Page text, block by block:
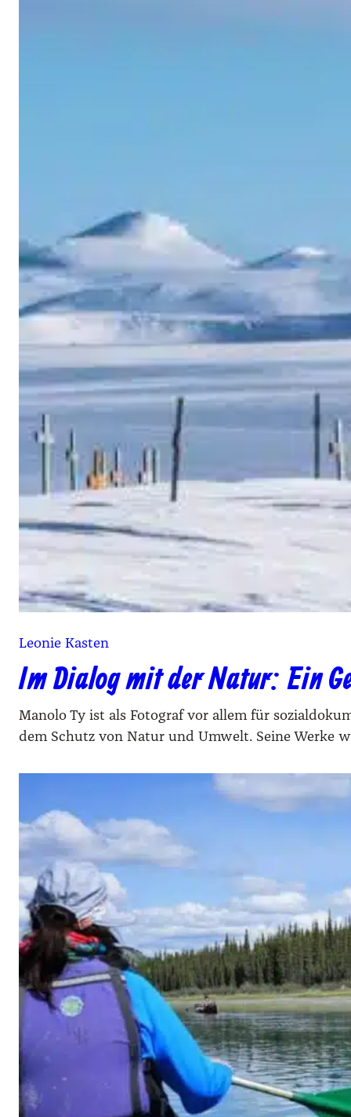
Leonie Kasten
Im Dialog mit der Natur: Ein
Mano­lo Ty ist als Foto­graf vor allem für
dem Schutz von Natur und Umwelt. Sei­ne Wer­ke